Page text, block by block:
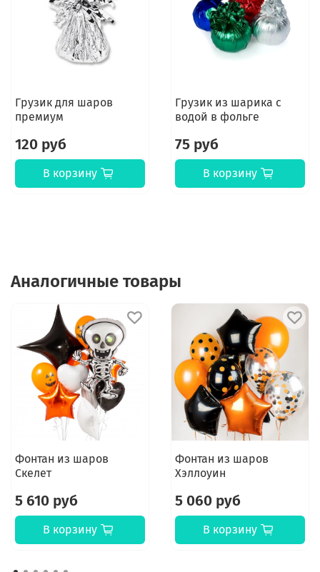
Грузик для шаров
премиум
120 руб
В корзину
Грузик из шарика с
водой в фольге
75 руб
В корзину
Аналогичные товары
Фонтан из шаров
Скелет
5 610 руб
В корзину
Фонтан из шаров
Хэллоуин
5 060 руб
В корзину